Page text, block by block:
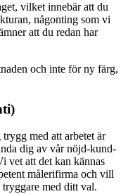
vilket innebär att du
någonting som vi
att du redan har
och inte för ny färg,
med att arbetet är
dig av vår nöjd-kund-
vet att det kan kännas
målerifirma och vill
med ditt val.